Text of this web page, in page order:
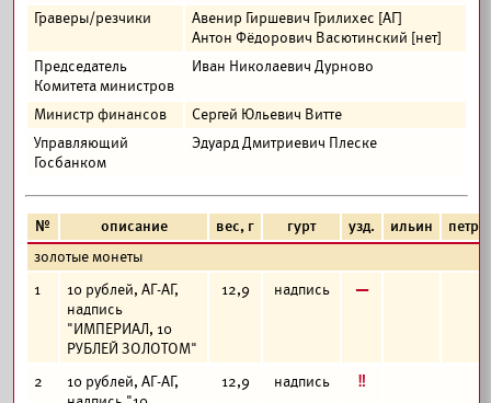
Граверы/резчики
Авенир Гиршевич Грилихес [АГ]
Антон Фёдорович Васютинский [нет]
Председатель
Комитета министров
Иван Николаевич Дурново
Министр финансов
Сергей Юльевич Витте
Управляющий
Госбанком
Эдуард Дмитриевич Плеске
№ описание вес, г гурт узд. ильин
золотые монеты
1
10 рублей, АГ-АГ,
надпись
"ИМПЕРИАЛ, 10
РУБЛЕЙ ЗОЛОТОМ"
12,9 надпись в
2
10 рублей, АГ-АГ,
12,9 надпись е